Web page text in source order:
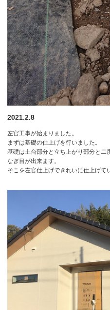
2021.2.8
左官工事が始まりました。
まずは基礎の仕上げを行いました。
基礎は土台部分と立ち上がり部分と二
なぎ目が出来ます。
そこを左官仕上げできれいに仕上げて